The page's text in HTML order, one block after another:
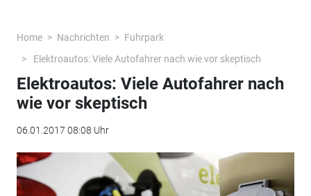
Home Nachrichten
Fuhrpark
Elektroautos: Viele Autofahrer nach wie vor skeptisch
Elektroautos: Viele Autofahrer nach
wie vor skeptisch
06.01.2017 08:08 Uhr